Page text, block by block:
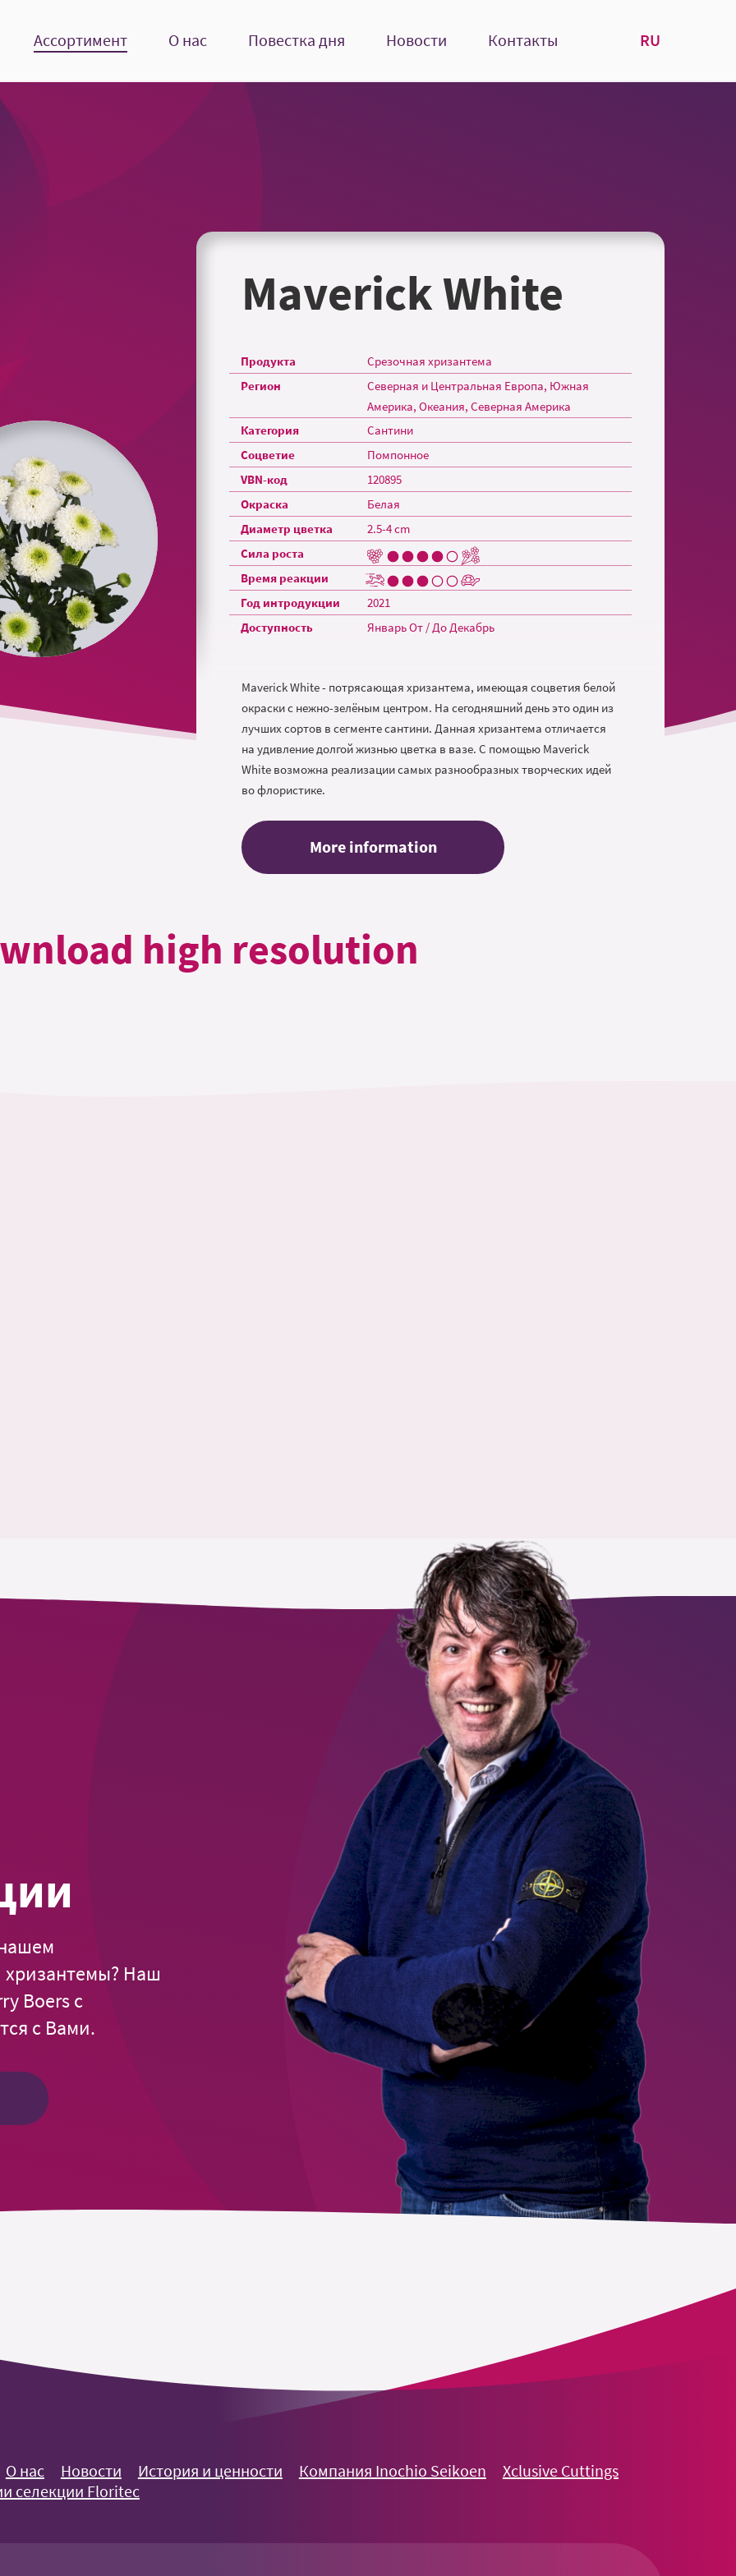
Ассортимент О нас Повестка дня Новости Контакты RU
Maverick White
Продукта Срезочная хризантема
Регион
Северная и Центральная Европа, Южная
Америка, Океания, Северная Америка
Категория Сантини
Соцветие Помпонное
VBN-код 120895
Окраска Белая
Диаметр цветка 2.5-4 cm
Сила роста
Время реакции
Год интродукции
2021
Доступность Январь От / До Декабрь
Maverick White - потрясающая хризантема, имеющая соцветия белой
окраски с нежно-зелёным центром. На сегодняшний день это один из
лучших сортов в сегменте сантини. Данная хризантема отличается
на удивление долгой жизнью цветка в вазе. С помощью Maverick
White возможна реализации самых разнообразных творческих идей
во флористике.
More information
high resolution
хризантемы? Наш
Boers с
с Вами.
О нас Новости История и ценности Компания Inochio Seikoen
Xclusive Cuttings
селекции Floritec